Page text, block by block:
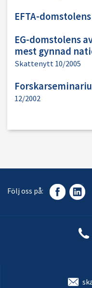
EFTA-
EG-domstolens
mest gynnad
Skattenytt 10/2005
12/2002
Följ oss på: